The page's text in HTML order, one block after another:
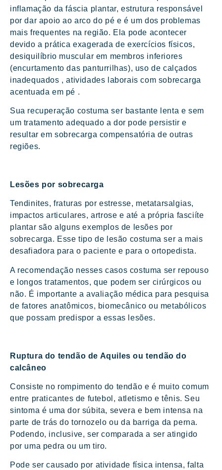
inflamação da fáscia plantar, estrutura responsável
por dar apoio ao arco do pé e é um dos problemas
mais frequentes na região. Ela pode acontecer
devido a prática exagerada de exercícios físicos,
desiquilíbrio muscular em membros inferiores
(encurtamento das panturrilhas), uso de calçados
inadequados , atividades laborais com sobrecarga
acentuada em pé .
Sua recuperação costuma ser bastante lenta e sem
um tratamento adequado a dor pode persistir e
resultar em sobrecarga compensatória de outras
regiões.
Lesões por sobrecarga
Tendinites, fraturas por estresse, metatarsalgias,
impactos articulares, artrose e até a própria fasciíte
plantar são alguns exemplos de lesões por
sobrecarga. Esse tipo de lesão costuma ser a mais
desafiadora para o paciente e para o ortopedista.
A recomendação nesses casos costuma ser repouso
e longos tratamentos, que podem ser cirúrgicos ou
não. É importante a avaliação médica para pesquisa
de fatores anatômicos, biomecânico ou metabólicos
que possam predispor a essas lesões.
Ruptura do tendão de Aquiles ou tendão do
calcâneo
Consiste no rompimento do tendão e é muito comum
entre praticantes de futebol, atletismo e tênis. Seu
sintoma é uma dor súbita, severa e bem intensa na
parte de trás do tornozelo ou da barriga da perna.
Podendo, inclusive, ser comparada a ser atingido
por uma pedra ou um tiro.
Pode ser causado por atividade física intensa, falta